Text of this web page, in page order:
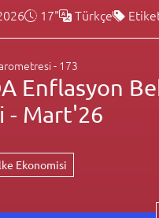
17" Türkçe
- 173
Enflasyon
- Mart'26
Ekonomisi